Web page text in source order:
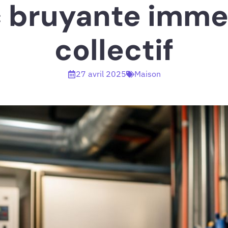
bruyante
collectif
27 avril 2025 Maison